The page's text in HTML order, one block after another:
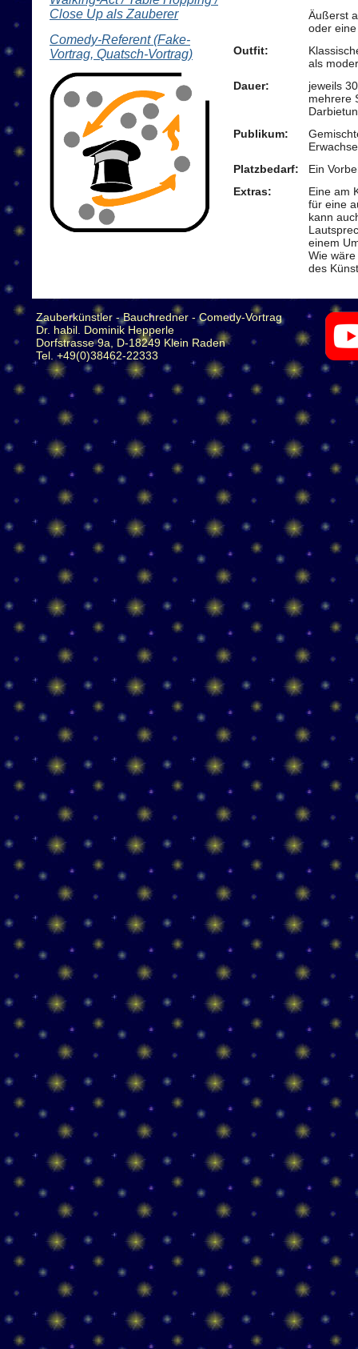
Close Up als Zauberer
Comedy-Referent (Fake-
Vortrag, Quatsch-Vortrag)
Äußerst
oder
Outfit:
als
Dauer:
jeweils
mehrere
Publikum:
Platzbedarf:
Ein
Extras:
Eine am
für eine
kann
einem
Wie
des
Zauberkünstler - Bauchredner - Comedy-Vortrag
Dr. habil. Dominik Hepperle
Dorfstrasse 9a, D-18249 Klein Raden
Tel. +49(0)38462-22333